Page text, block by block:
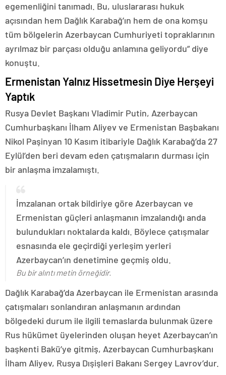
egemenliğini tanımadı. Bu, uluslararası hukuk
açısından hem Dağlık Karabağ’ın hem de ona komşu
tüm bölgelerin Azerbaycan Cumhuriyeti topraklarının
ayrılmaz bir parçası olduğu anlamına geliyordu” diye
konuştu.
Ermenistan Yalnız Hissetmesin Diye Herşeyi
Yaptık
Rusya Devlet Başkanı Vladimir Putin, Azerbaycan
Cumhurbaşkanı İlham Aliyev ve Ermenistan Başbakanı
Nikol Paşinyan 10 Kasım itibariyle Dağlık Karabağ’da 27
Eylül’den beri devam eden çatışmaların durması için
bir anlaşma imzalamıştı.
İmzalanan ortak bildiriye göre Azerbaycan ve
Ermenistan güçleri anlaşmanın imzalandığı anda
bulundukları noktalarda kaldı. Böylece çatışmalar
esnasında ele geçirdiği yerleşim yerleri
Azerbaycan’ın denetimine geçmiş oldu.
Bu bir alıntı metin örneğidir.
Dağlık Karabağ’da Azerbaycan ile Ermenistan arasında
çatışmaları sonlandıran anlaşmanın ardından
bölgedeki durum ile ilgili temaslarda bulunmak üzere
Rus hükümet üyelerinden oluşan heyet Azerbaycan’ın
başkenti Bakü’ye gitmiş, Azerbaycan Cumhurbaşkanı
İlham Aliyev, Rusya Dışişleri Bakanı Sergey Lavrov’dur.